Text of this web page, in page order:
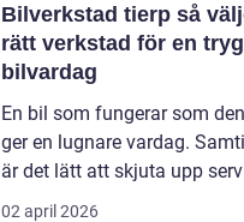
Bilverkstad tierp så väljer du
rätt verkstad för en
bilvardag
En bil som fungerar som
ger en lugnare vardag.
är det lätt att skjuta upp
02 april 2026